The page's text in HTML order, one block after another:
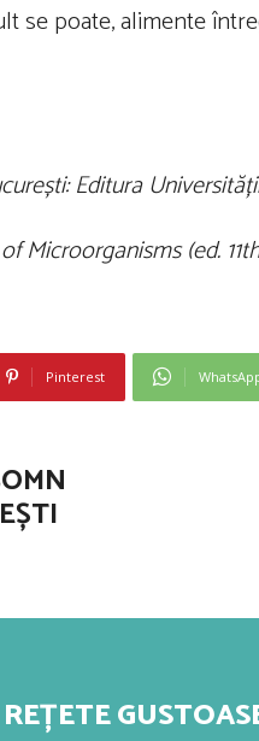
se poate, alimente
Editura
(ed.
Pinterest
REȚETE